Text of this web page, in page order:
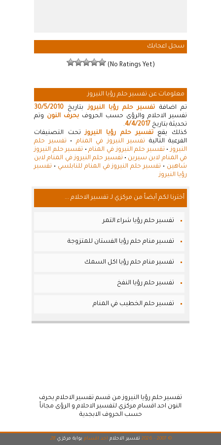
سجل اعجابك
(No Ratings Yet)
معلومات عن تفسير حلم رؤيا النيروز
تم اضافة تفسير حلم رؤيا النيروزبتاريخ 30/5/2010
تفسير الاحلام والرؤى حسب الحروف بحرف النون وتم
تحديثة بتاريخ 4/4/2017
.
كذلك يقعتفسير حلم رؤيا النيروزتحت التصنيفات
الفرعية التالية تفسير النيروز في المنام • تفسير حلم
النيروز• تفسير حلم النيروز في المنام• تفسير حلم النيروز
في المنام لابن سيرين • تفسير حلم النيروز في المنام لابن
شاهين • تفسير حلم النيروز في المنام للنابلسي • تفسير
رؤيا النيروز
أخترنا لكم أيضاً من مركزي لـ تفسير الاحلام ...
تفسير حلم رؤيا شراء التمر
تفسير منام حلم رؤيا الفستان للمتزوجة
تفسير منام حلم رؤيا اكل السمك
تفسير حلم رؤيا النفخ
تفسير حلم الخطيب في المنام
تفسير حلم رؤيا النيروز من قسم تفسير الاحلام بحرف
النون احد اقسام مركزي لتفسير الاحلام و الرؤى مجاناً
حسب الحروف الابجدية
© 2007 - 2026 تفسير الاحلام احد اقسام بوابة مركزي 28